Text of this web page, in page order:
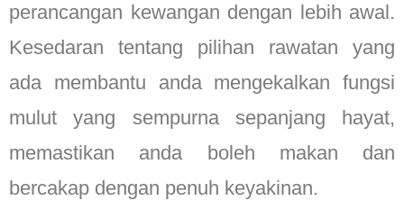
perancangan kewangan dengan lebih awal.
Kesedaran tentang pilihan rawatan yang
ada membantu anda mengekalkan fungsi
mulut yang sempurna sepanjang hayat,
memastikan anda boleh makan dan
bercakap dengan penuh keyakinan.